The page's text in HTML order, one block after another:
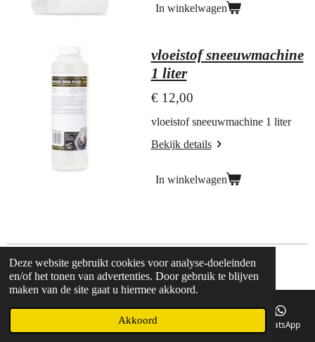
Deze website gebruikt cookies voor analyse-doeleinden
en/of het tonen van advertenties. Door gebruik te blijven
maken van de site gaat u hiermee akkoord.
Akkoord
In winkelwagen
vloeistof sneeuwmachine
1 liter
€ 12,00
vloeistof sneeuwmachine 1 liter
Bekijk details
In winkelwagen
© 2018 Postmapartyverhuur.nl
Telefoonnummer WhatsApp